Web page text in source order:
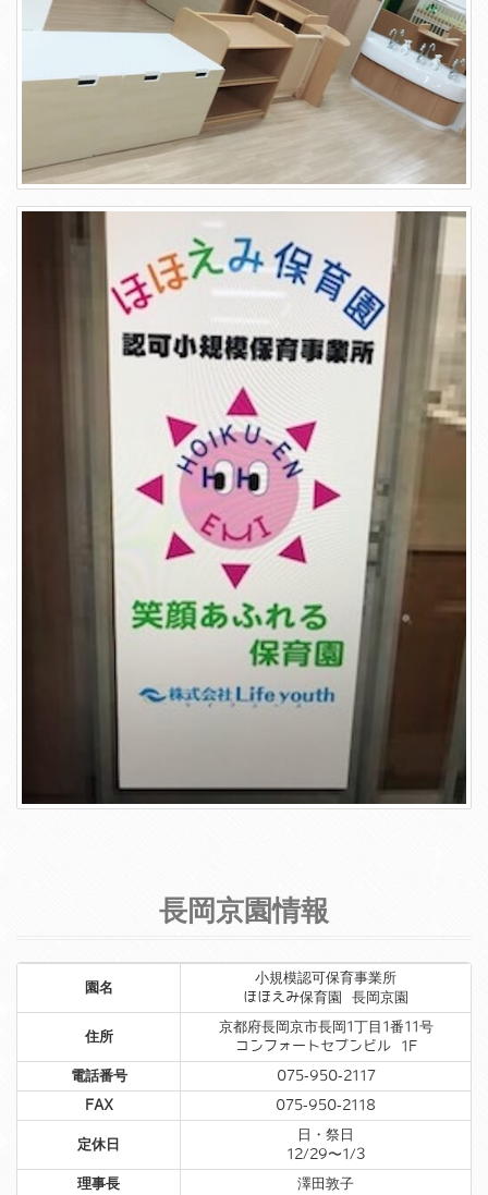
長岡京園情報
園名
小規模認可保育事業所
ほほえみ保育園 長岡京園
住所
京都府長岡京市長岡1丁目1番11号
コンフォートセブンビル 1F
電話番号
075-950-2117
FAX
075-950-2118
定休日
日・祭日
12/29〜1/3
理事長
澤田敦子